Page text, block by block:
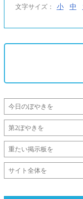
文字サイズ： 小 中